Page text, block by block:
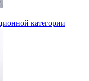
категории